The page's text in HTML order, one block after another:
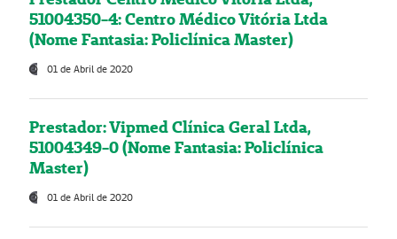
51004350-4: Centro Médico Vitória Ltda
(Nome Fantasia: Policlínica Master)
01 de Abril de 2020
Prestador: Vipmed Clínica Geral Ltda,
51004349-0 (Nome Fantasia: Policlínica
Master)
01 de Abril de 2020